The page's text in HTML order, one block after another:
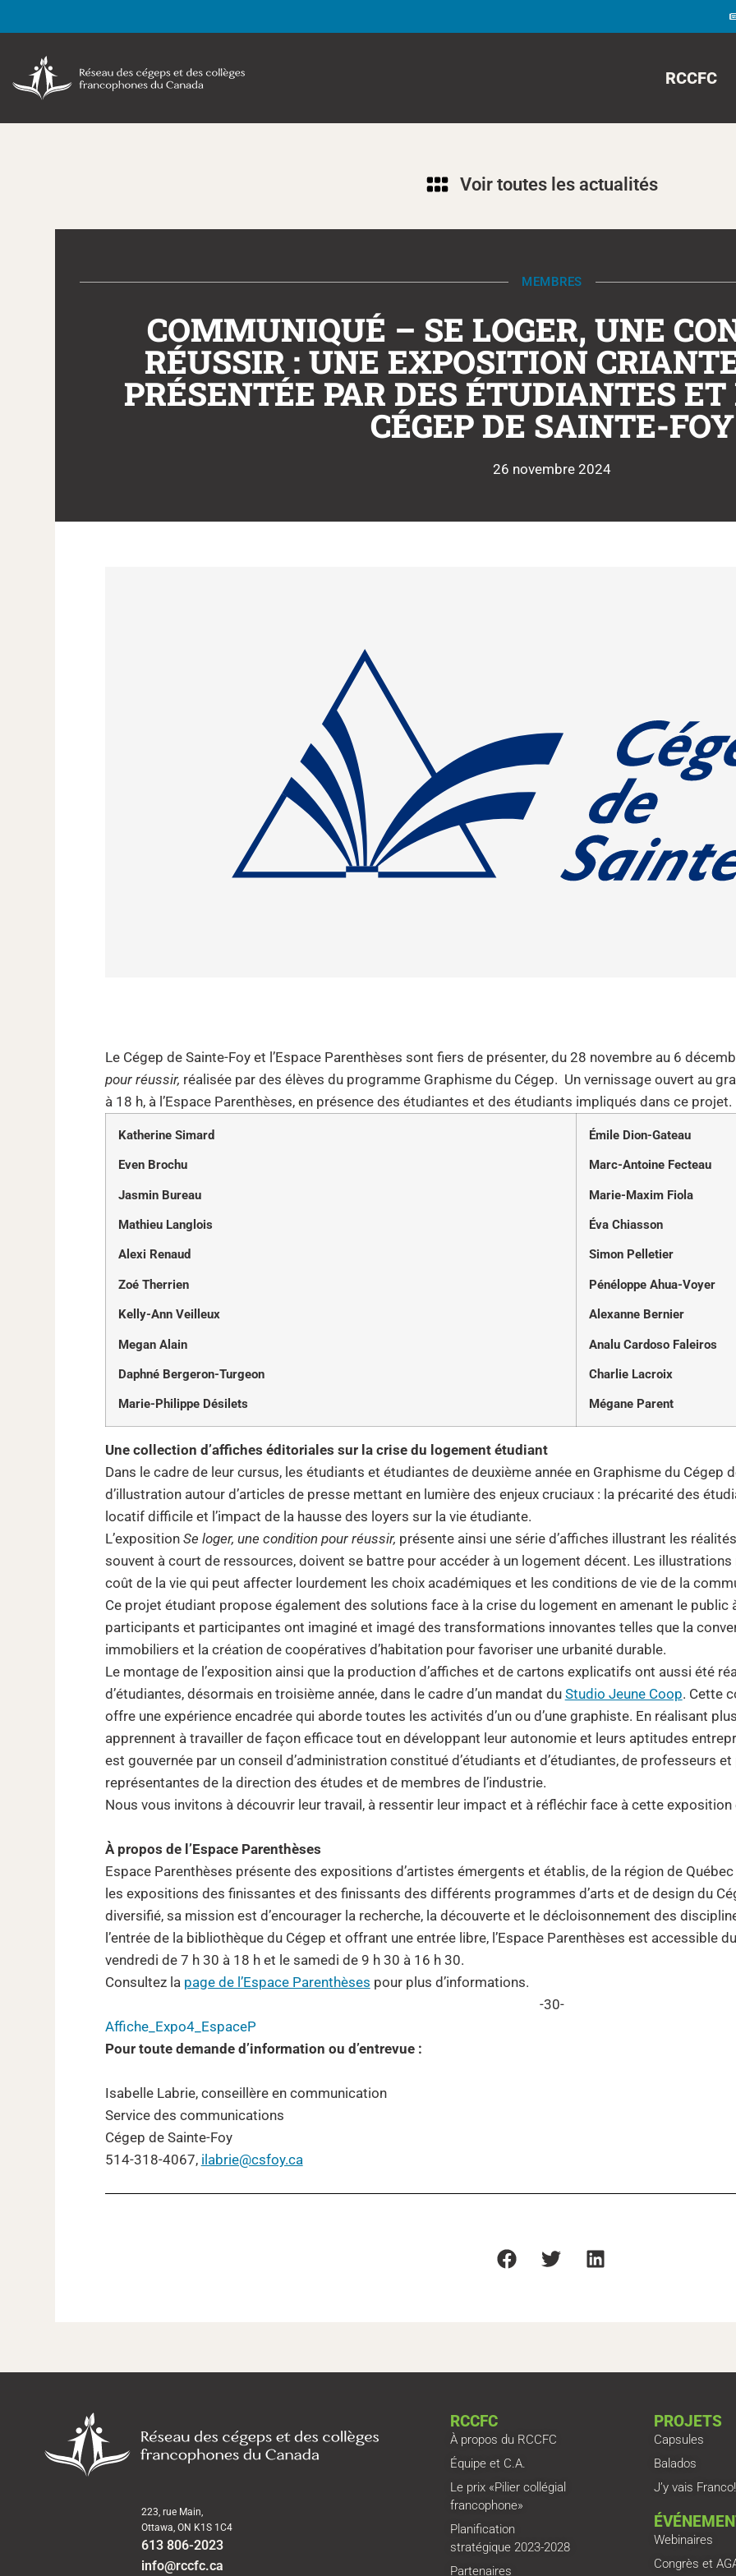
RCCFC
Voir toutes les actualités
MEMBRES
COMMUNIQUÉ – SE LOGER, UNE
RÉUSSIR : UNE EXPOSITION
PRÉSENTÉE PAR DES ÉTUDIANTES
CÉGEP DE SAINTE-FOY
26 novembre 2024
Le Cégep de Sainte-Foy et l’Espace Parenthèses sont fiers de présenter, du 28 novembre au 6
pour réussir, réalisée par des élèves du programme Graphisme du Cégep. Un vernissage ouvert au
à 18 h, à l’Espace Parenthèses, en présence des étudiantes et des étudiants impliqués dans ce projet.
Katherine Simard
Even Brochu
Jasmin Bureau
Mathieu Langlois
Alexi Renaud
Zoé Therrien
Kelly-Ann Veilleux
Megan Alain
Daphné Bergeron-Turgeon
Marie-Philippe Désilets
Émile Dion-Gateau
Marc-Antoine Fecteau
Marie-Maxim Fiola
Éva Chiasson
Simon Pelletier
Pénéloppe Ahua-Voyer
Alexanne Bernier
Analu Cardoso Faleiros
Charlie Lacroix
Mégane Parent
Une collection d’affiches éditoriales sur la crise du logement étudiant
Dans le cadre de leur cursus, les étudiants et étudiantes de deuxième année en Graphisme du Cégep
d’illustration autour d’articles de presse mettant en lumière des enjeux cruciaux : la précarité des
locatif difficile et l’impact de la hausse des loyers sur la vie étudiante.
L’exposition Se loger, une condition pour réussir, présente ainsi une série d’affiches illustrant les
souvent à court de ressources, doivent se battre pour accéder à un logement décent. Les
coût de la vie qui peut affecter lourdement les choix académiques et les conditions de vie de la
Ce projet étudiant propose également des solutions face à la crise du logement en amenant le public
participants et participantes ont imaginé et imagé des transformations innovantes telles que la
immobiliers et la création de coopératives d’habitation pour favoriser une urbanité durable.
Le montage de l’exposition ainsi que la production d’affiches et de cartons explicatifs ont aussi été
d’étudiantes, désormais en troisième année, dans le cadre d’un mandat du Studio Jeune Coop. Cette
offre une expérience encadrée qui aborde toutes les activités d’un ou d’une graphiste. En réalisant
apprennent à travailler de façon efficace tout en développant leur autonomie et leurs aptitudes
est gouvernée par un conseil d’administration constitué d’étudiants et d’étudiantes, de professeurs
représentantes de la direction des études et de membres de l’industrie.
Nous vous invitons à découvrir leur travail, à ressentir leur impact et à réfléchir face à cette exposition
À propos de l’Espace Parenthèses
Espace Parenthèses présente des expositions d’artistes émergents et établis, de la région de
les expositions des finissantes et des finissants des différents programmes d’arts et de design du
diversifié, sa mission est d’encourager la recherche, la découverte et le décloisonnement des
l’entrée de la bibliothèque du Cégep et offrant une entrée libre, l’Espace Parenthèses est accessible
vendredi de 7 h 30 à 18 h et le samedi de 9 h 30 à 16 h 30.
Consultez la page de l’Espace Parenthèses pour plus d’informations.
-30-
Affiche_Expo4_EspaceP
Pour toute demande d’information ou d’entrevue :
Isabelle Labrie, conseillère en communication
Service des communications
Cégep de Sainte-Foy
514-318-4067, ilabrie@csfoy.ca
223, rue Main,
Ottawa, ON K1S 1C4
613 806-2023
info@rccfc.ca
RCCFC
À propos du RCCFC
Équipe et C.A.
Le prix «Pilier collégial
francophone»
Planification
stratégique 2023-2028
Partenaires
PROJETS
Capsules
Balados
J’y vais Franco!
Webinaires
Congrès et